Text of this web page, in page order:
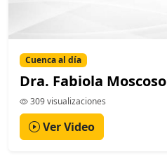
Cuenca al día
Dra. Fabiola Moscoso
309 visualizaciones
Ver Video